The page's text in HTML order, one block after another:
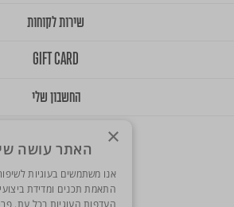
שירות לקוחות
GIFT CARD
החשבון שלי
× האתר עושה
אנו משתמשים בעוגיות
התאמת תכנים ומדידת
העדפות העוגיות בכל עת.